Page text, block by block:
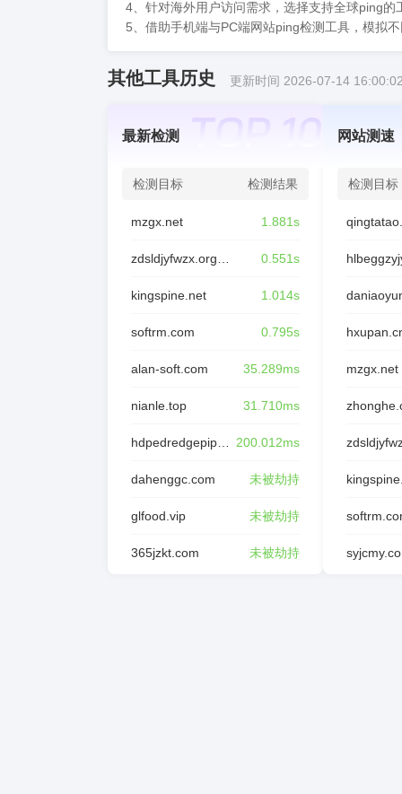
4、针对海外用户访问需求，选择支持全球ping
5、借助手机端与PC端网站ping检测工具，模拟
其他工具历史 更新时间 2026-07-14
最新检测
检测目标 检测结果
mzgx.net 1.881s
0.551s
kingspine.net 1.014s
softrm.com 0.795s
alan-soft.com 35.289ms
nianle.top 31.710ms
200.012ms
dahenggc.com 未被劫持
glfood.vip 未被劫持
365jzkt.com 未被劫持
网站测速
检测目标
mzgx.net